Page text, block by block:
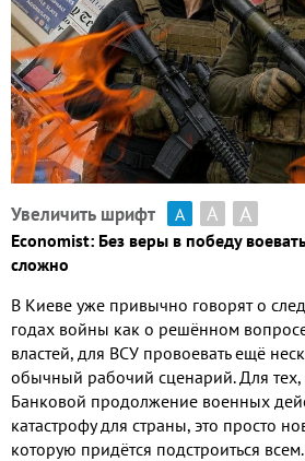
Увеличить шрифт А А А
Economist: Без веры в победу
сложно
В Киеве уже привычно говорят о
годах войны как о решённом
властей, для ВСУ провоевать ещё
обычный рабочий сценарий. Для тех,
Банковой продолжение военных
катастрофу для страны, это просто
которую придётся подстроиться всем.